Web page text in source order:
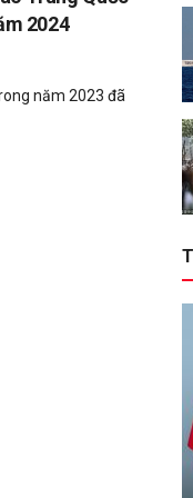
2024
năm 2023 đã